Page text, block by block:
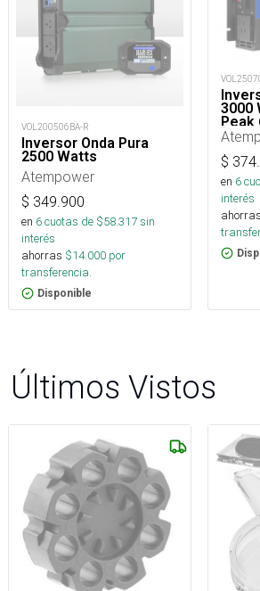
VOL200506BA-R
Inversor Onda Pura
2500 Watts
Atempower
$ 349.900
en 6cuotas de $58.317sin
interés
ahorras $14.000 por
transferencia.
Disponible
3000
Peak
$
en 6
interés
ahorras
Últimos Vistos